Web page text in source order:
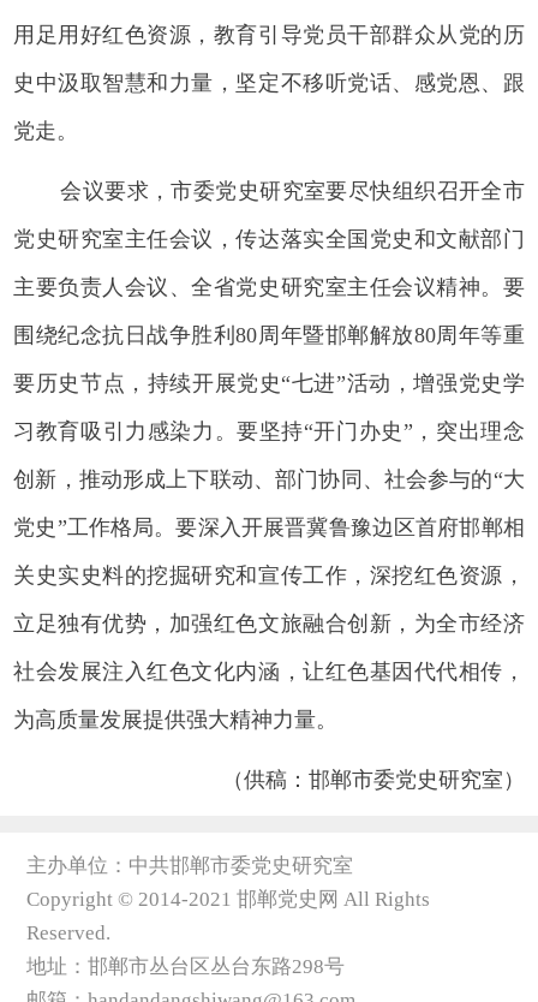
用足用好红色资源，教育引导党员干部群众从党的历
史中汲取智慧和力量，坚定不移听党话、感党恩、跟
党走。
会议要求，市委党史研究室要尽快组织召开全市
党史研究室主任会议，传达落实全国党史和文献部门
主要负责人会议、全省党史研究室主任会议精神。要
围绕纪念抗日战争胜利80周年暨邯郸解放80周年等重
要历史节点，持续开展党史“七进”活动，增强党史学
习教育吸引力感染力。要坚持“开门办史”，突出理念
创新，推动形成上下联动、部门协同、社会参与的“大
党史”工作格局。要深入开展晋冀鲁豫边区首府邯郸相
关史实史料的挖掘研究和宣传工作，深挖红色资源，
立足独有优势，加强红色文旅融合创新，为全市经济
社会发展注入红色文化内涵，让红色基因代代相传，
为高质量发展提供强大精神力量。
（供稿：邯郸市委党史研究室）
主办单位：中共邯郸市委党史研究室
Copyright © 2014-2021 邯郸党史网 All Rights
Reserved.
地址：邯郸市丛台区丛台东路298号